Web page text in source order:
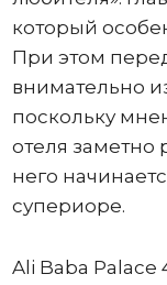
который
При этом
внимательно
поскольку
отеля заметно
него
супериоре.
Ali Baba Palace